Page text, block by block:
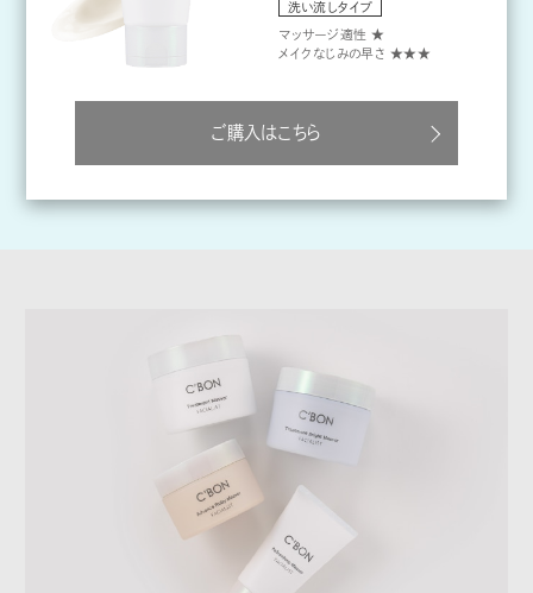
洗い流しタイプ
マッサージ適性 ★
メイクなじみの早さ ★★★
ご購入はこちら